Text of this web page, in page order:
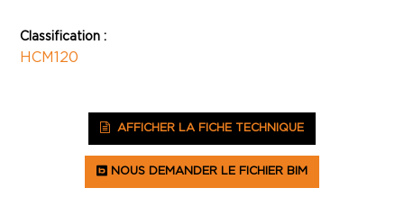
Classification :
HCM120
AFFICHER LA FICHE TECHNIQUE
NOUS DEMANDER LE FICHIER BIM